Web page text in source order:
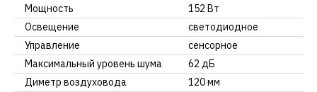
Мощность
152 Вт
Освещение
светодиодное
Управление
сенсорное
Максимальный уровень шума
62 дБ
Диметр воздуховода
120 мм